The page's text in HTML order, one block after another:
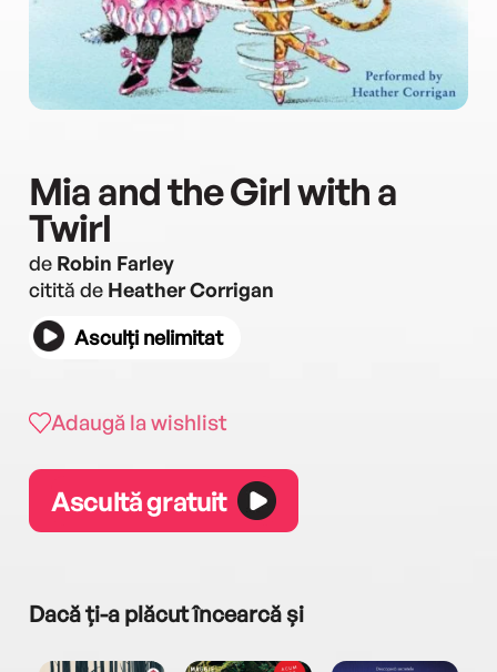
Mia and the Girl with a
Twirl
de Robin Farley
citită de Heather Corrigan
Asculți nelimitat
Adaugă la wishlist
Ascultă gratuit
Dacă ți-a plăcut încearcă și